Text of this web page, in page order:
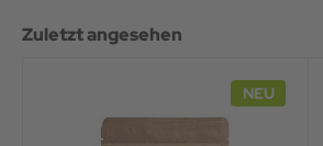
Zuletzt angesehen
NEU